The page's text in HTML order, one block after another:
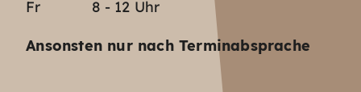
Fr 8 - 12 Uhr
Ansonsten nur nach Terminabsprache